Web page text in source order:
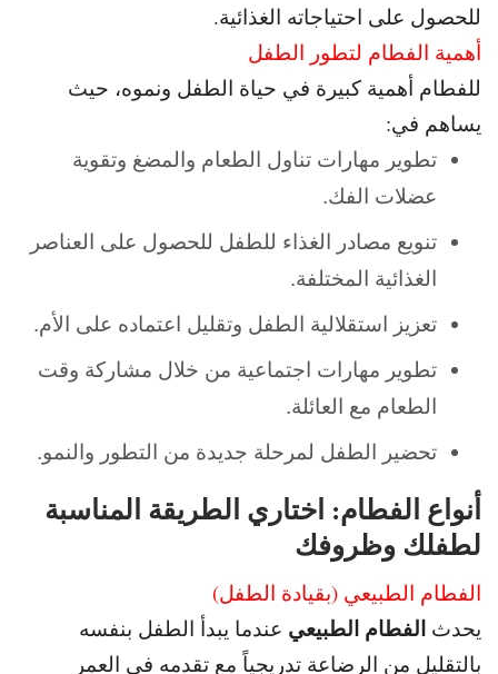
للحصول على احتياجاته الغذائية.
أهمية الفطام لتطور الطفل
للفطام أهمية كبيرة في حياة الطفل ونموه، حيث
يساهم في:
تطوير مهارات تناول الطعام والمضغ وتقوية
عضلات الفك.
تنويع مصادر الغذاء للطفل للحصول على العناصر
الغذائية المختلفة.
تعزيز استقلالية الطفل وتقليل اعتماده على الأم.
تطوير مهارات اجتماعية من خلال مشاركة وقت
الطعام مع العائلة.
تحضير الطفل لمرحلة جديدة من التطور والنمو.
أنواع الفطام: اختاري الطريقة المناسبة
لطفلك وظروفك
الفطام الطبيعي (بقيادة الطفل)
يحدث الفطام الطبيعي عندما يبدأ الطفل بنفسه
بالتقليل من الرضاعة تدريجياً مع تقدمه في العمر